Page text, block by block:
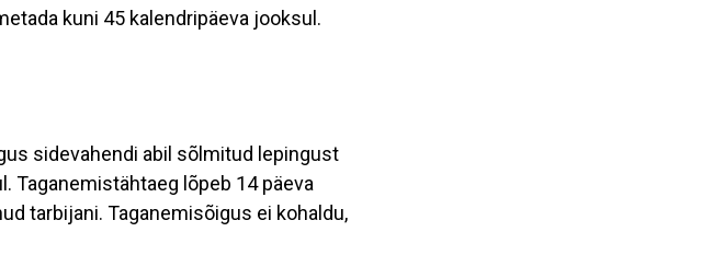
kuni 45 kalendripäeva jooksul.
sidevahendi abil sõlmitud lepingust
Taganemistähtaeg lõpeb 14 päeva
tarbijani. Taganemisõigus ei kohaldu,